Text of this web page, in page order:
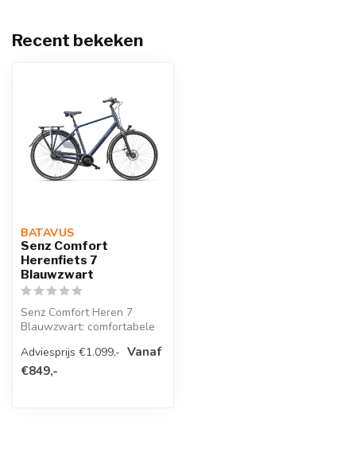
Recent bekeken
BATAVUS
Senz Comfort
Herenfiets 7
Blauwzwart
Senz Comfort Heren 7
Blauwzwart: comfortabele
versnellingen, li...
Adviesprijs €1.099,- Vanaf
€849,-